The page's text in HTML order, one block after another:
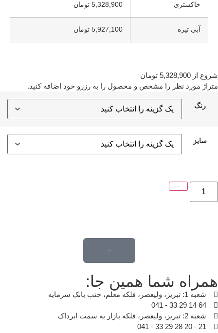
خاکستری 5,328,900 تومان
آبی تیره 5,927,100 تومان
شروع از 5,328,900 تومان
متراژ مورد نظر را مشخص و محصول را به رزرو خود اضافه کنید.
رنگ
سایز
همراه شما همین جا:
شعبه 1: تبریز، ولیعصر، فلکه معلم، جنب بانک سرمایه
64 14 29 33 - 041
شعبه 2: تبریز، ولیعصر، فلکه بازار به سمت ایرداک
21 - 20 28 29 33 - 041